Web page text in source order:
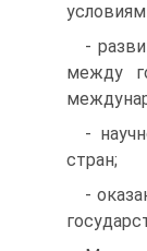
-
между
-
стран;
-